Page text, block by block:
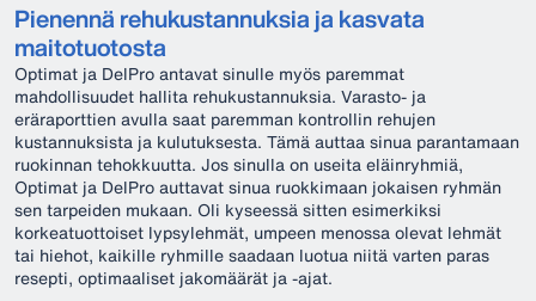
Pienennä rehukustannuksia ja kasvata
maitotuotosta
Optimat ja DelPro antavat sinulle myös paremmat
mahdollisuudet hallita rehukustannuksia. Varasto- ja
eräraporttien avulla saat paremman kontrollin rehujen
kustannuksista ja kulutuksesta. Tämä auttaa sinua parantamaan
ruokinnan tehokkuutta. Jos sinulla on useita eläinryhmiä,
Optimat ja DelPro auttavat sinua ruokkimaan jokaisen ryhmän
sen tarpeiden mukaan. Oli kyseessä sitten esimerkiksi
korkeatuottoiset lypsylehmät, umpeen menossa olevat lehmät
tai hiehot, kaikille ryhmille saadaan luotua niitä varten paras
resepti, optimaaliset jakomäärät ja -ajat.